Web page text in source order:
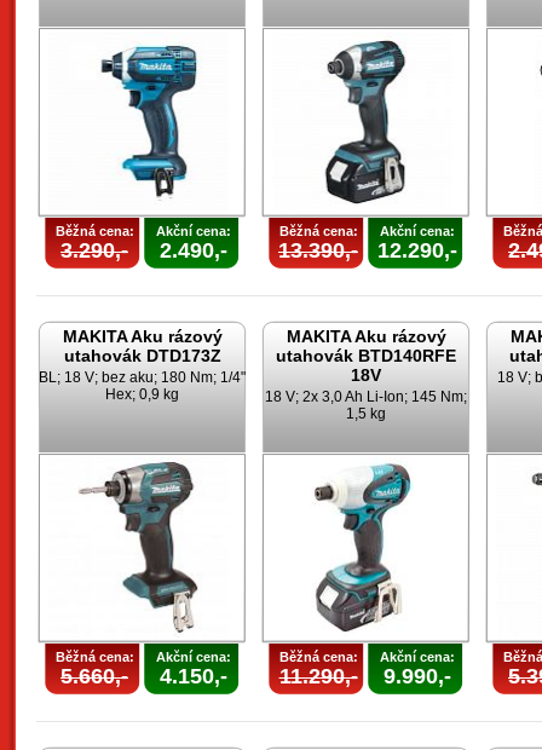
Běžná cena:
3.290,-
Akční cena:
2.490,-
Běžná cena:
13.390,-
Akční cena:
12.290,-
MAKITA Aku rázový
utahovák DTD173Z
BL; 18 V; bez aku; 180 Nm; 1/4"
Hex; 0,9 kg
Běžná cena:
5.660,-
Akční cena:
4.150,-
MAKITA Aku rázový
utahovák BTD140RFE
18V
18 V; 2x 3,0 Ah Li-Ion; 145 Nm;
1,5 kg
Běžná cena:
11.290,-
Akční cena:
9.990,-
18 V;